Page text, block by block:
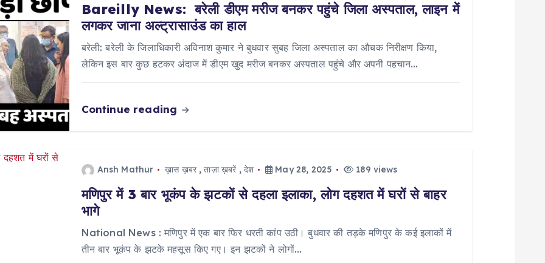
Bareilly News: बरेली डीएम मरीज बनकर पहुंचे जिला अस्पताल, लाइन में
लगकर जाना अल्ट्रासाउंड का हाल
बरेली: बरेली के जिलाधिकारी अविनाश कुमार ने बुधवार सुबह जिला अस्पताल का औचक निरीक्षण किया,
लेकिन इस बार कुछ हटकर अंदाज में डीएम खुद मरीज बनकर अस्पताल पहुंचे और अपनी पहचान…
Continue reading
Ansh Mathur ख़ास ख़बर ,ताज़ा ख़बरें , देश May 28, 2025 189 views
मणिपुर में 3 बार भूकंप के झटकों से दहला इलाका, लोग दहशत में घरों से बाहर
भागे
National News : मणिपुर में एक बार फिर धरती कांप उठी। बुधवार की तड़के मणिपुर के कई इलाकों में
तीन बार भूकंप के झटके महसूस किए गए। इन झटकों ने लोगों…